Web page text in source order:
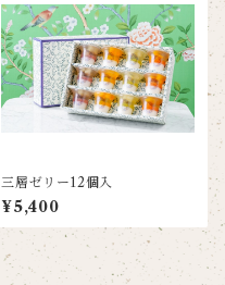
三層ゼリー12個入
¥5,400